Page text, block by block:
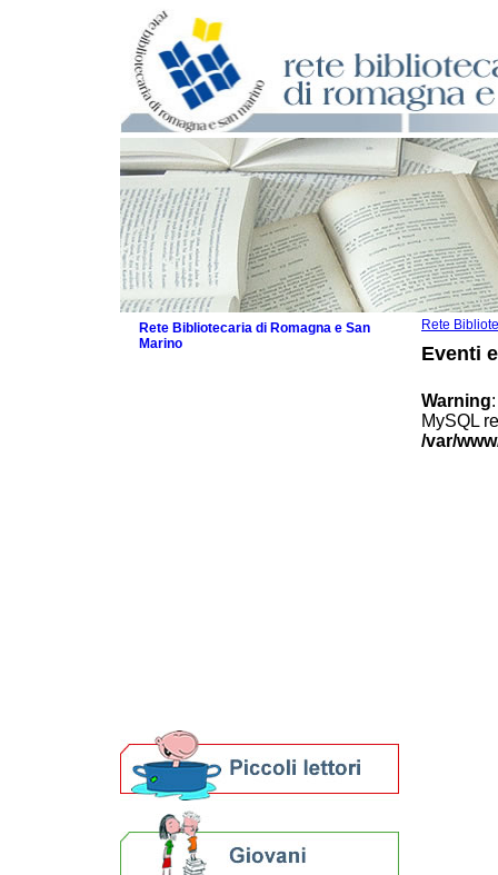
Rete
Eventi
Warning
MySQL
/var/
Rete Bibliotecaria di Romagna e San
Marino